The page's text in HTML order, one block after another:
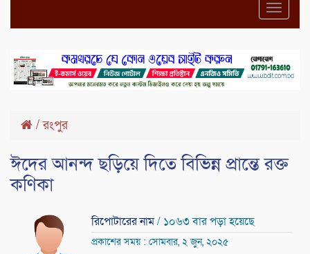
/রংপুর
ঈদের আনন্দ ছড়িয়ে দিতে বিভিন্ন প্রান্তে রক্ত
কণিকা
রিপোটারের নাম/ ১০৬৩ বার পড়া হয়েছে
প্রকাশের সময় : সোমবার, ২ জুন, ২০২৫